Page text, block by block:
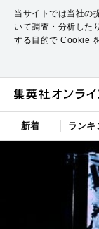
当サイトでは当社の
いて調査・分析した
する目的で Cookie
新着 ランキ